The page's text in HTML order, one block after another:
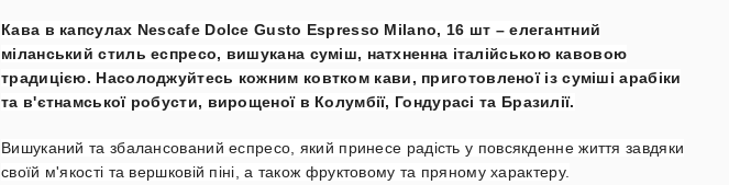
Кава в капсулах Nescafe Dolce Gusto Espresso Milano, 16 шт – елегантний
міланський стиль еспресо, вишукана суміш, натхненна італійською кавовою
традицією. Насолоджуйтесь кожним ковтком кави, приготовленої із суміші арабіки
та в'єтнамської робусти, вирощеної в Колумбії, Гондурасі та Бразилії.
Вишуканий та збалансований еспресо, який принесе радість у повсякденне життя завдяки
своїй м'якості та вершковій піні, а також фруктовому та пряному характеру.